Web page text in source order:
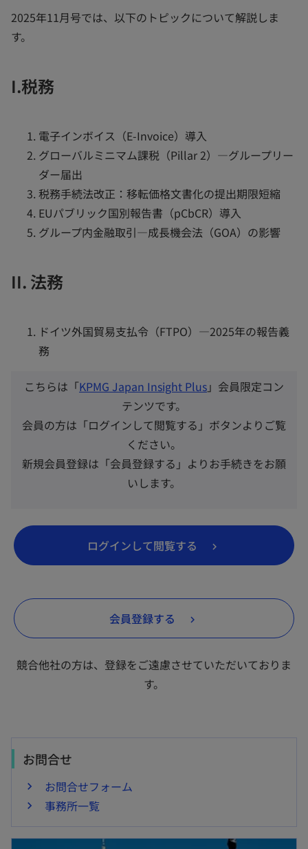
2025年11月号では、以下のトピックについて解説しま
す。
I.税務
電子インボイス（E-Invoice）導入
グローバルミニマム課税（Pillar 2）―グループリー
ダー届出
税務手続法改正：移転価格文書化の提出期限短縮
EUパブリック国別報告書（pCbCR）導入
グループ内金融取引―成長機会法（GOA）の影響
II. 法務
ドイツ外国貿易支払令（FTPO）―2025年の報告義
務
こちらは「KPMG Japan Insight Plus」会員限定コン
テンツです。
会員の方は「ログインして閲覧する」ボタンよりご覧
ください。
新規会員登録は「会員登録する」よりお手続きをお願
いします。
ログインして閲覧する
し
タ
で
開
会員登録する
し
タ
競合他社の方は、登録をご遠慮させていただいておりま
す。
お問合せ
お問合せフォーム
事務所一覧
新しいタブで開く